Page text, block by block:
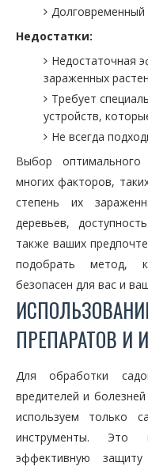
Долговременный
Недостатки:
Недостаточная
зараженных
Требует
устройств,
Не всегда
Выбор
многих факторов,
степень их
деревьев,
также ваших
подобрать метод,
безопасен для вас и
ПРЕПАРАТОВ И
Для обработки
вредителей и
используем только
инструменты. Это
эффективную